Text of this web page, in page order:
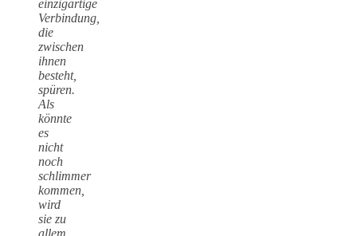
einzigartige
Verbindung,
die
zwischen
ihnen
besteht,
spüren.
Als
könnte
es
nicht
noch
schlimmer
kommen,
wird
sie zu
allem